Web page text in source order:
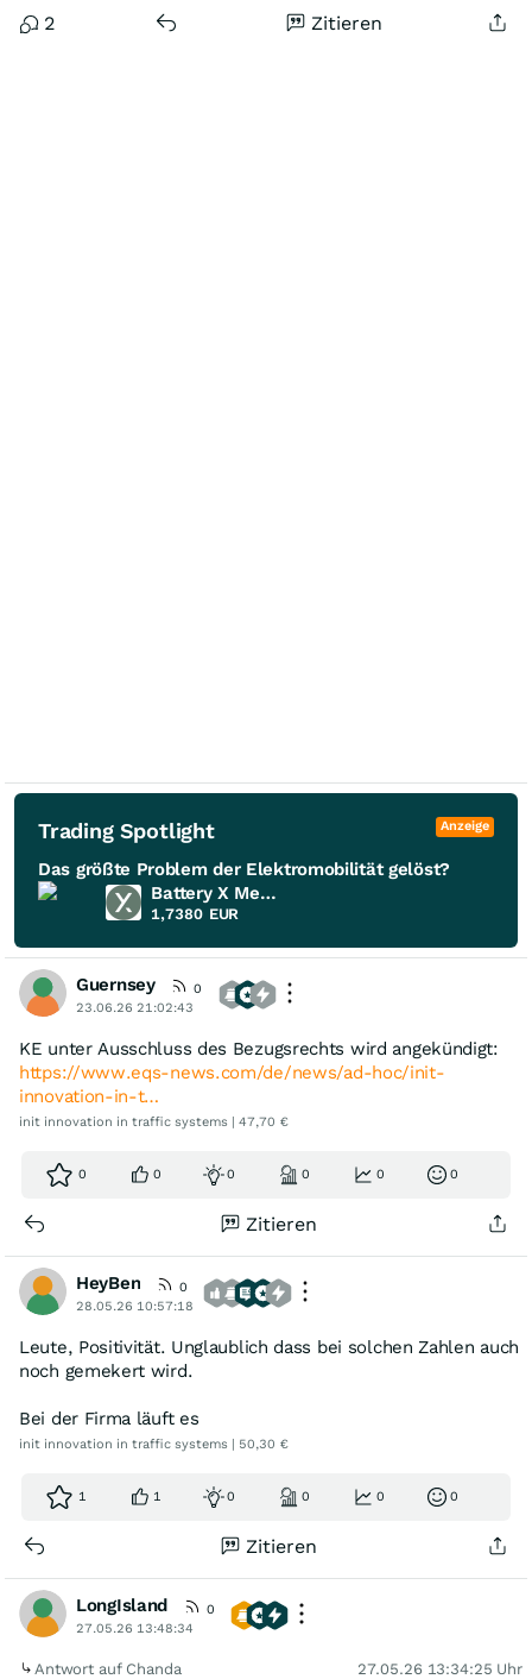
2 Zitieren
Trading Spotlight Anzeige
Das größte Problem der Elektromobilität gelöst?
Battery X Metals
1,7380 EUR
Guernsey
0
23.06.26 21:02:43
KE unter Ausschluss des Bezugsrechts wird angekündigt:
https://www.eqs-news.com/de/news/ad-hoc/init-
innovation-in-t…
init innovation in traffic systems | 47,70 €
0 0 0 0 0 0
Zitieren
HeyBen
0
28.05.26 10:57:18
Leute, Positivität. Unglaublich dass bei solchen Zahlen auch
noch gemekert wird.
Bei der Firma läuft es
init innovation in traffic systems | 50,30 €
1 1 0 0 0 0
Zitieren
LongIsland
0
27.05.26 13:48:34
Antwort auf Chanda 27.05.26 13:34:25 Uhr